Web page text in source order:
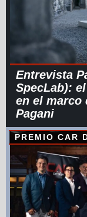
Entrevista
SpecLab):
en el marco
Pagani
PREMIO CAR